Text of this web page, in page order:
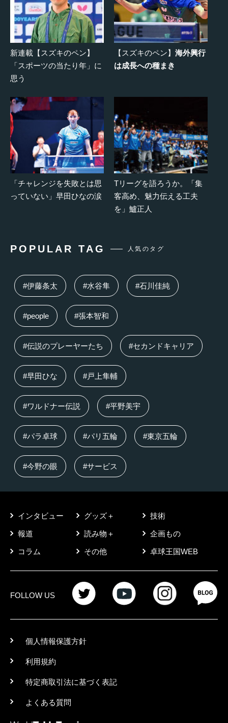
新連載【スズキのペン】
「スポーツの当たり年」に
思う
【スズキのペン】 海外興行
は成長への種まき
「チャレンジを失敗とは思
っていない」早田ひなの涙
Tリーグを語ろうか。「集
客高め、魅力伝える工夫
を」鱸正人
POPULAR TAG 人気のタグ
#伊藤条太 #水谷隼 #石川佳純
#people #張本智和
#伝説のプレーヤーたち #セカンドキャリア
#早田ひな #戸上隼輔
#ワルドナー伝説 #平野美宇
#パラ卓球 #パリ五輪 #東京五輪
#今野の眼 #サービス
インタビュー グッズ＋ 技術
報道 読み物＋ 企画もの
コラム その他 卓球王国WEB
FOLLOW US
個人情報保護方針
利用規約
特定商取引法に基づく表記
よくある質問